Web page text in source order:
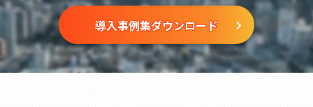
導入事例集ダウンロード